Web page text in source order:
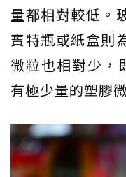
量都相對較低。
寶特瓶或紙盒則
微粒也相對少，
有極少量的塑膠